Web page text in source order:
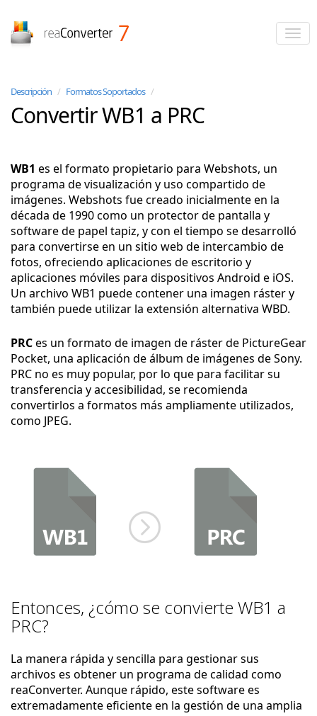
Descripción / Formatos Soportados /
Convertir WB1 a PRC
WB1 es el formato propietario para Webshots, un
programa de visualización y uso compartido de
imágenes. Webshots fue creado inicialmente en la
década de 1990 como un protector de pantalla y
software de papel tapiz, y con el tiempo se desarrolló
para convertirse en un sitio web de intercambio de
fotos, ofreciendo aplicaciones de escritorio y
aplicaciones móviles para dispositivos Android e iOS.
Un archivo WB1 puede contener una imagen ráster y
también puede utilizar la extensión alternativa WBD.
PRCes un formato de imagen de ráster de PictureGear
Pocket, una aplicación de álbum de imágenes de Sony.
PRC no es muy popular, por lo que para facilitar su
transferencia y accesibilidad, se recomienda
convertirlos a formatos más ampliamente utilizados,
como JPEG.
Entonces, ¿cómo se convierte WB1 a
PRC?
La manera rápida y sencilla para gestionar sus
archivos es obtener un programa de calidad como
reaConverter. Aunque rápido, este software es
extremadamente eficiente en la gestión de una amplia